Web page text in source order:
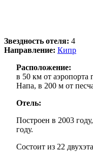
Звездность отеля: 4
Направление: Кипр
Расположение:
в 50 км от аэропорта
Напа, в 200 м от
Отель:
Построен в 2003
году.
Состоит из 22